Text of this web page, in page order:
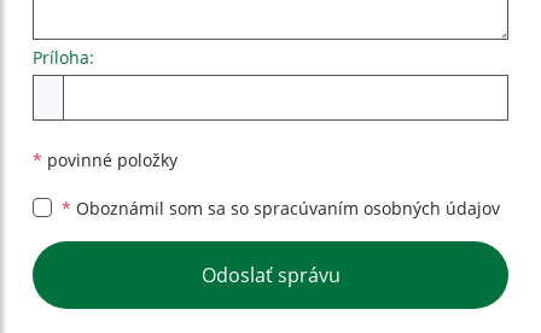
Príloha:
* povinné položky
* Oboznámil som sa so spracúvaním osobných údajov
Google reCaptcha Response
Odoslať správu